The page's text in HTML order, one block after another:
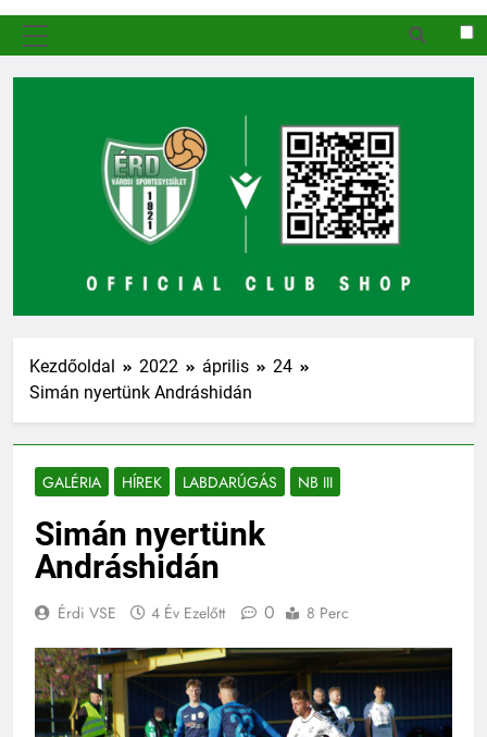
Kezdőoldal 2022 április
24
Simán nyertünk Andráshidán
GALÉRIA HÍREK LABDARÚGÁS NB III
Simán nyertünk
Andráshidán
Érdi VSE 4 Év Ezelőtt 0 8 Perc